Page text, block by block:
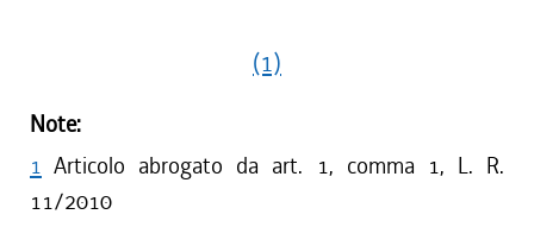
(1)
Note:
1 Articolo abrogato da art. 1, comma 1, L. R.
11/2010